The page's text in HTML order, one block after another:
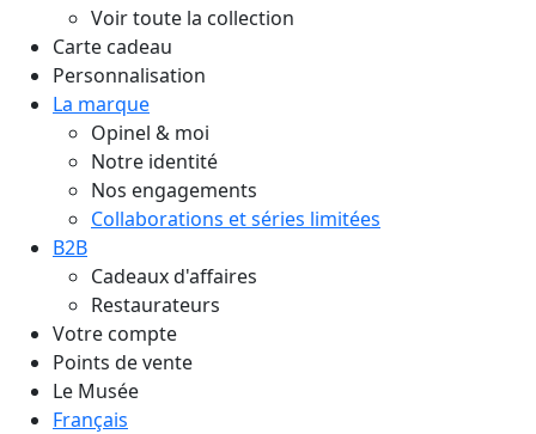
Voir toute la collection
Carte cadeau
Personnalisation
La marque
Opinel & moi
Notre identité
Nos engagements
Collaborations et séries limitées
B2B
Cadeaux d'affaires
Restaurateurs
Votre compte
Points de vente
Le Musée
Français